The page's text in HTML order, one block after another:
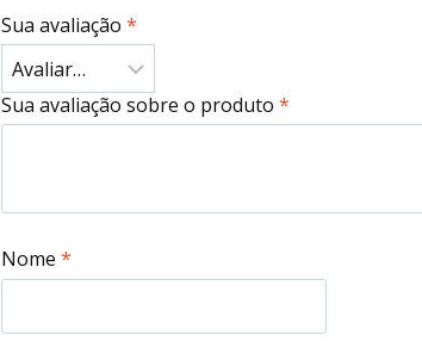
Sua avaliação*
Sua avaliação sobre o produto*
Nome*